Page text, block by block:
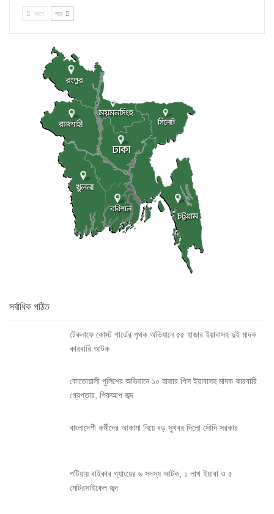
আগে পরে
সর্বাধিক পঠিত
টেকনাফে কোস্ট গার্ডের পৃথক অভিযানে ৫৫ হাজার ইয়াবাসহ দুই মাদক
কারবারি আটক
কোতোয়ালী পুলিশের অভিযানে ১০ হাজার পিস ইয়াবাসহ মাদক কারবারি
গ্রেপ্তার, পিকআপ জব্দ
বাংলাদেশী কর্মীদের আকামা নিয়ে বড় সুখবর দিলো সৌদি সরকার
পটিয়ায় বাইকার গ্যাংয়ের ৬ সদস্য আটক, ১ লাখ ইয়াবা ও ৫
মোটরসাইকেল জব্দ